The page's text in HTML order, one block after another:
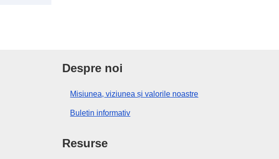
Despre noi
Misiunea, viziunea și valorile noastre
Buletin informativ
Resurse